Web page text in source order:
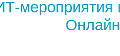
мероприятия
Онлайн